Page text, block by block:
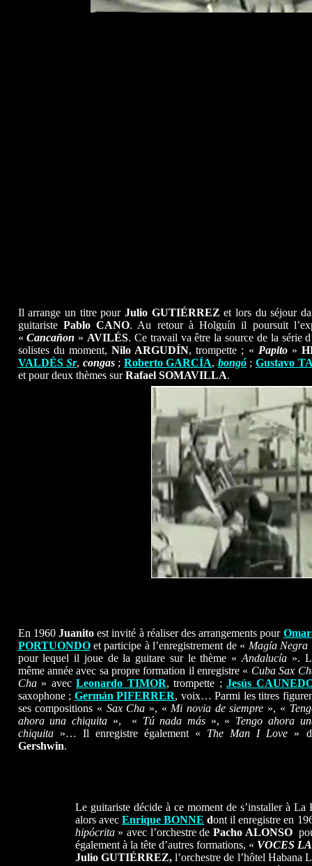
Il arrange un titre pour Julio GUTIÉRREZ et lors du séjour
guitariste Pablo CANO. Au retour à Holguín il poursuit
«Cancañon » AVILÉS. Ce travail va être la source de la série
solistes du moment, Nilo ARGUDÍN, trompette ; « Papito»
VALDÉSSr, congas; Roberto GARCÍA, bongó; Gustavo
et pour deux thèmes surRafael SOMAVILLA.
En 1960 Juanitoest invité à réaliser des arrangements pour
PORTUONDOet participe à l’enregistrement de « Magía Negra
pour lequel il joue de la guitare sur le thème « Andalucía».
même année avec sa propre formation il enregistre « Cuba Sax
Cha» avec Leonardo TIMOR, trompette ; Jesús
saxophone ; Germán PIFERRER, voix… Parmi les titres
ses compositions « Sax Cha », « Mi novia de siempre », «
ahora una chiquita», « Tú nada más », « Tengo ahora
chiquita»… Il enregistre également « The Man I Love »
Gershwin.
Le guitariste décide à ce moment de s’installer à
alors avec Enrique BONNE dont il enregistre en
hipócrita » avec l’orchestre de Pacho ALONSO
également à la tête d’autres formations, « VOCES
Julio GUTIÉRREZ, l’orchestre de l’hôtel